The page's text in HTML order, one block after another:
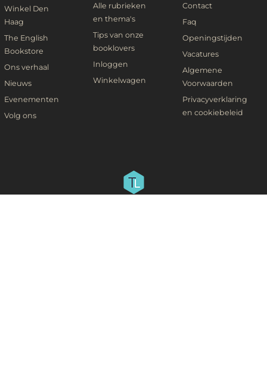
Winkel Den
Haag
The English
Bookstore
Ons verhaal
Nieuws
Evenementen
Volg ons
Alle rubrieken
en thema's
Tips van onze
booklovers
Inloggen
Winkelwagen
Contact
Faq
Openingstijden
Vacatures
Algemene
Voorwaarden
Privacyverklaring
en cookiebeleid